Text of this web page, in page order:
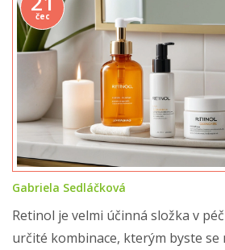
čec
Gabriela Sedláčková
Retinol je velmi účinná složka v
určité kombinace, kterým byste